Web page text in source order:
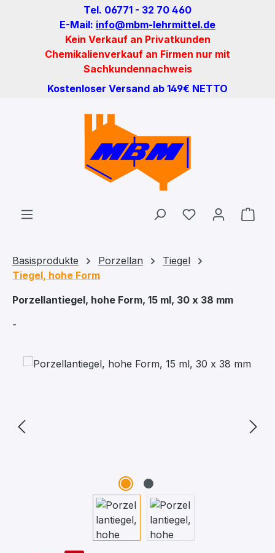
Zum Hauptinhalt springenTel. 06771 - 32 70 460
E-Mail: info@mbm-lehrmittel.de
Kein Verkauf an Privatkunden
Chemikalienverkauf an Firmen nur mit
Sachkundennachweis
Kostenloser Versand ab 149€ NETTO
Du hast 0
Basisprodukte Porzellan
Tiegel
Tiegel, hohe Form
Porzellantiegel, hohe Form, 15 ml, 30 x 38 mm
-
Bildergalerie überspringen